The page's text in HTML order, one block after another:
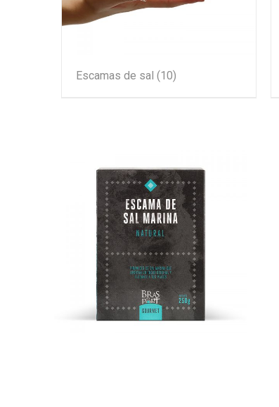
Escamas de sal (10)